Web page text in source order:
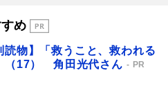
め
読物】「救うこと、救われる
（17） 角田光代さん
PR